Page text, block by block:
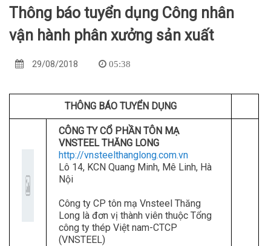
Thông báo tuyển dụng Công nhân
vận hành phân xưởng sản xuất
29/08/2018 05:38
THÔNG BÁO TUYỂN DỤNG
CÔNG TY CỔ PHẦN TÔN MẠ
VNSTEEL THĂNG LONG
http://vnsteelthanglong.com.vn
Lô 14, KCN Quang Minh, Mê Linh, Hà
Nội
Công ty CP tôn mạ Vnsteel Thăng
Long là đơn vị thành viên thuộc Tổng
công ty thép Việt nam-CTCP
(VNSTEEL)